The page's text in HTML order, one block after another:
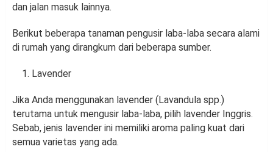
dan jalan masuk lainnya.
Berikut beberapa tanaman pengusir laba-laba secara alami
di rumah yang dirangkum dari beberapa sumber.
Lavender
Jika Anda menggunakan lavender (Lavandula spp.)
terutama untuk mengusir laba-laba, pilih lavender Inggris.
Sebab, jenis lavender ini memiliki aroma paling kuat dari
semua varietas yang ada.